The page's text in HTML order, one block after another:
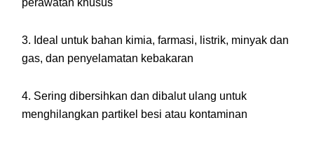
3. Ideal untuk bahan kimia, farmasi, listrik, minyak dan
gas, dan penyelamatan kebakaran
4. Sering dibersihkan dan dibalut ulang untuk
menghilangkan partikel besi atau kontaminan